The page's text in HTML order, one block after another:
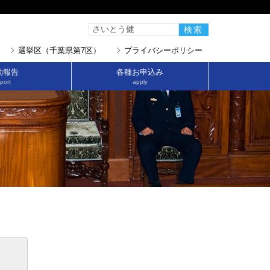
選挙区（千葉県第7区） プライバシーポリシー
報告 各種お申込み
apply